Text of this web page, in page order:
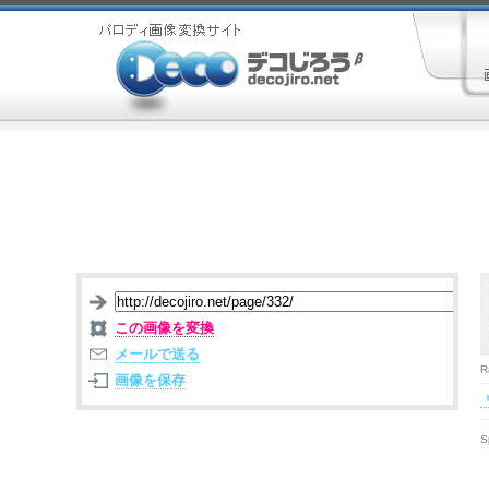
この画像を変換
メールで送る
画像を保存